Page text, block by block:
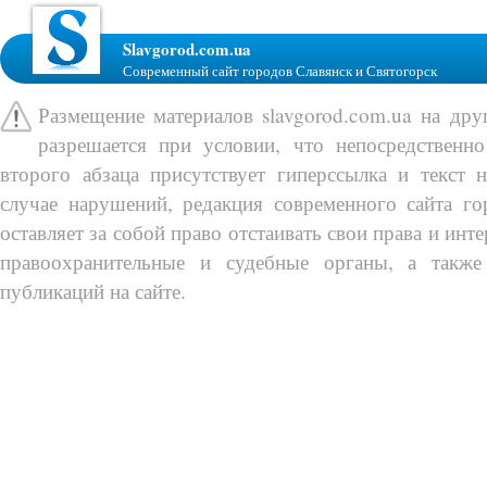
Slavgorod.com.ua
Современный сайт городов Славянск и Святогорск
Размещение материалов slavgorod.com.ua на
разрешается при условии, что
второго абзаца присутствует гиперссылка и
случае нарушений, редакция современного сайта
оставляет за собой право отстаивать свои права и
правоохранительные и судебные органы, а
публикаций на сайте.